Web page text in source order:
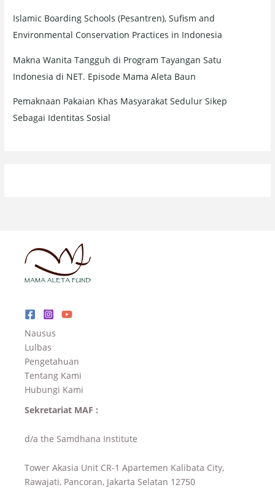
Islamic Boarding Schools (Pesantren), Sufism and
Environmental Conservation Practices in Indonesia
Makna Wanita Tangguh di Program Tayangan Satu
Indonesia di NET. Episode Mama Aleta Baun
Pemaknaan Pakaian Khas Masyarakat Sedulur Sikep
Sebagai Identitas Sosial
Nausus
Lulbas
Pengetahuan
Tentang Kami
Hubungi Kami
Sekretariat MAF :
d/a the Samdhana Institute
Tower Akasia Unit CR-1 Apartemen Kalibata City,
Rawajati, Pancoran, Jakarta Selatan 12750